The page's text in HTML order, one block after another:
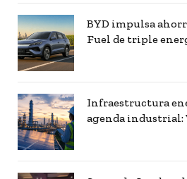
BYD impulsa
Fuel de triple
Infraestructura
agenda industrial: